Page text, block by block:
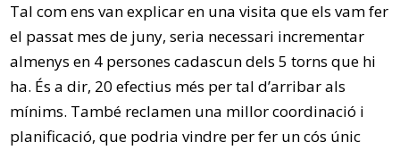
Tal com ens van explicar en una visita que els vam fer
el passat mes de juny, seria necessari incrementar
almenys en 4 persones cadascun dels 5 torns que hi
ha. És a dir, 20 efectius més per tal d’arribar als
mínims. També reclamen una millor coordinació i
planificació, que podria vindre per fer un cós únic